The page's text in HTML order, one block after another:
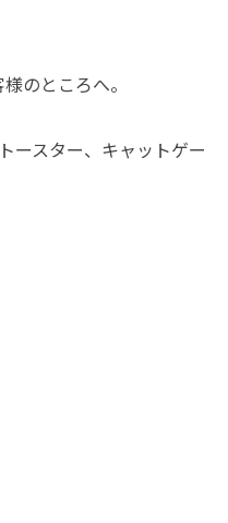
のところへ。
ースター、キャットゲー